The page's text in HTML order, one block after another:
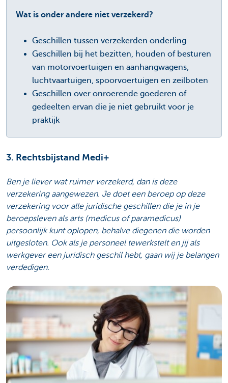
Wat is onder andere niet verzekerd?
Geschillen tussen verzekerden onderling
Geschillen bij het bezitten, houden of besturen
van motorvoertuigen en aanhangwagens,
luchtvaartuigen, spoorvoertuigen en zeilboten
Geschillen over onroerende goederen of
gedeelten ervan die je niet gebruikt voor je
praktijk
3. Rechtsbijstand Medi+
Ben je liever wat ruimer verzekerd, dan is deze
verzekering aangewezen. Je doet een beroep op deze
verzekering voor alle juridische geschillen die je in je
beroepsleven als arts (medicus of paramedicus)
persoonlijk kunt oplopen, behalve diegenen die worden
uitgesloten. Ook als je personeel tewerkstelt en jij als
werkgever een juridisch geschil hebt, gaan wij je belangen
verdedigen.